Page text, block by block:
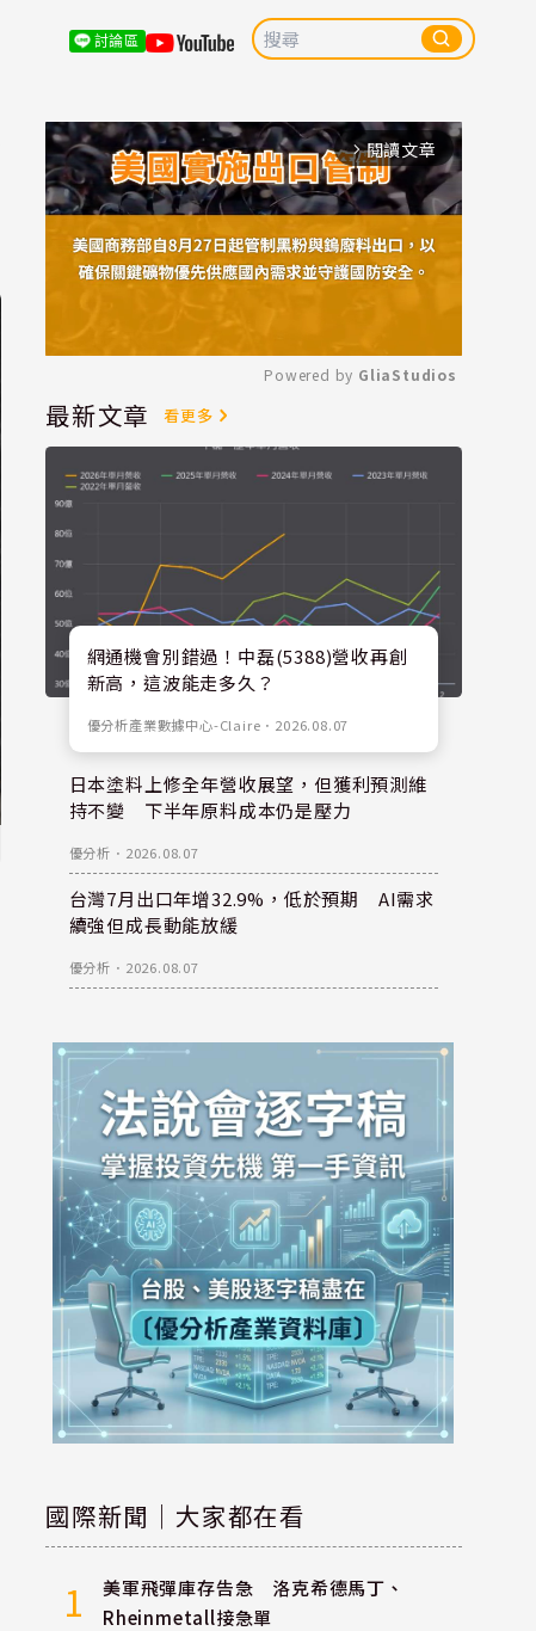
討論區
arrow_forward_ios 閱讀文章
Mute
Powered by GliaStudios
最新文章 看更多
網通機會別錯過！中磊(5388)營收再創
新高，這波能走多久？
優分析產業數據中心-Claire ． 2026.08.07
日本塗料上修全年營收展望，但獲利預測維
持不變 下半年原料成本仍是壓力
優分析 ． 2026.08.07
台灣7月出口年增32.9%，低於預期 AI需求
續強但成長動能放緩
優分析 ． 2026.08.07
國際新聞｜大家都在看
1
美軍飛彈庫存告急 洛克希德馬丁、
Rheinmetall接急單